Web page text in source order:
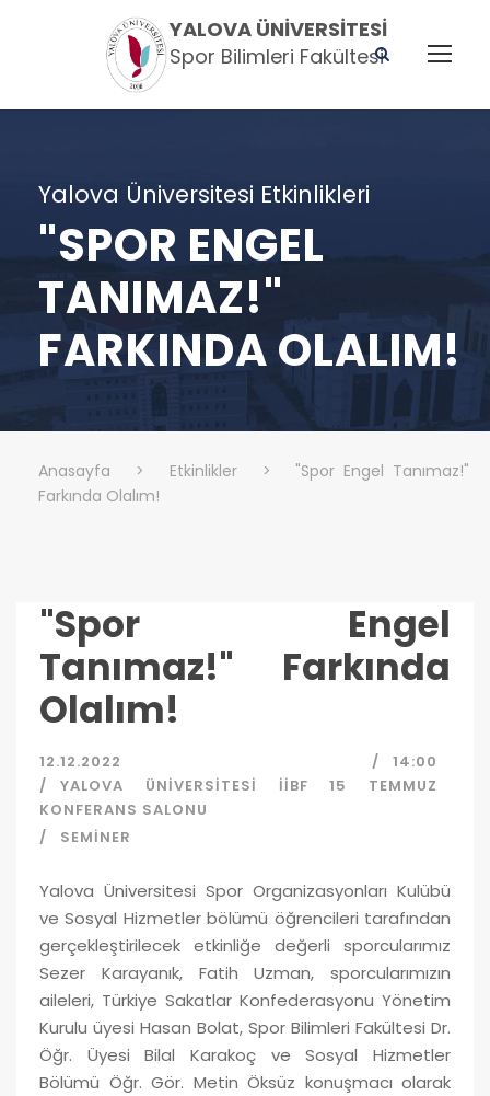
YALOVA ÜNIVERSITESI
Spor Bilimleri Fakültesi
Yalova Üniversitesi Etkinlikleri
"SPOR ENGEL
TANIMAZ!"
FARKINDA OLALIM!
Anasayfa > Etkinlikler >
"Spor Engel Tanımaz!"
Farkında Olalım!
"Spor Engel
Tanımaz!" Farkında
Olalım!
12.12.2022
14:00
YALOVA ÜNIVERSITESI İİBF 15 TEMMUZ
KONFERANS SALONU
SEMINER
Yalova Üniversitesi Spor Organizasyonları Kulübü
ve Sosyal Hizmetler bölümü öğrencileri tarafından
gerçekleştirilecek etkinliğe değerli sporcularımız
Sezer Karayanık, Fatih Uzman, sporcularımızın
aileleri, Türkiye Sakatlar Konfederasyonu Yönetim
Kurulu üyesi Hasan Bolat, Spor Bilimleri Fakültesi Dr.
Öğr. Üyesi Bilal Karakoç ve Sosyal Hizmetler
Bölümü Öğr. Gör. Metin Öksüz konuşmacı olarak